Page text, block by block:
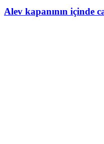
Alev kapanının içinde